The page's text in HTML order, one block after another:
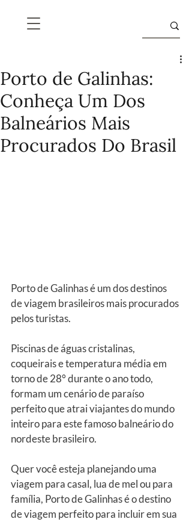
Porto de Galinhas:
Conheça Um Dos
Balneários Mais
Procurados Do Brasil
Porto de Galinhas é um dos destinos
de viagem brasileiros mais procurados
pelos turistas.
Piscinas de águas cristalinas,
coqueirais e temperatura média em
torno de 28° durante o ano todo,
formam um cenário de paraíso
perfeito que atrai viajantes do mundo
inteiro para este famoso balneário do
nordeste brasileiro.
Quer você esteja planejando uma
viagem para casal, lua de mel ou para
família, Porto de Galinhas é o destino
de viagem perfeito para incluir em sua